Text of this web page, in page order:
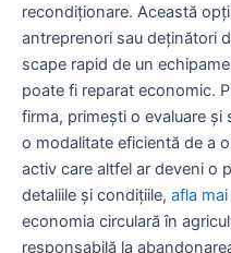
recondiționare. Această
antreprenori sau deținători
scape rapid de un
poate fi reparat economic.
firma, primești o evaluare
o modalitate eficientă de a
activ care altfel ar deveni o
detaliile și condițiile, afla
economia circulară în
responsabilă la